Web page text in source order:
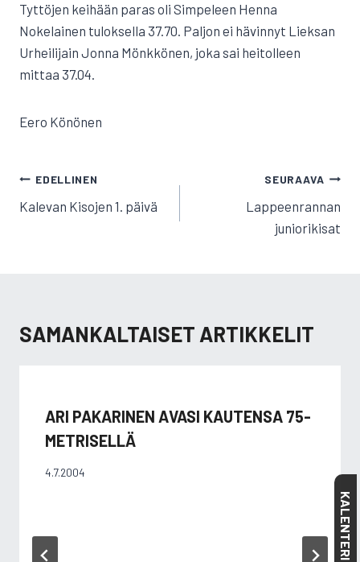
Tyttöjen keihään paras oli Simpeleen Henna
Nokelainen tuloksella 37.70. Paljon ei hävinnyt Lieksan
Urheilijain Jonna Mönkkönen, joka sai heitolleen
mittaa 37.04.
Eero Könönen
ARTIKKELIEN
SELAUS
EDELLINEN
Kalevan Kisojen 1. päivä
SEURAAVA
Lappeenrannan
juniorikisat
SAMANKALTAISET ARTIKKELIT
ARI PAKARINEN AVASI KAUTENSA 75-
METRISELLÄ
4.7.2004
KALENTERI